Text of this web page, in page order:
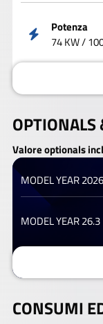
Potenza
74 KW /
OPTIONALS
Valore optionals
MODEL YEAR 2026
MODEL YEAR 26.3
CONSUMI